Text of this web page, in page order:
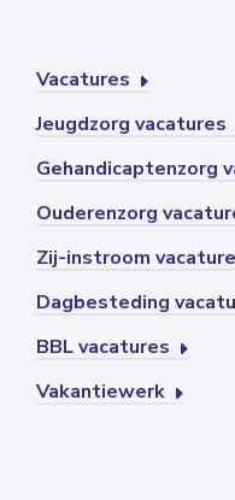
Vacatures
Jeugdzorg vacatures
Gehandicaptenzorg
Ouderenzorg
Zij-instroom
Dagbesteding
BBL vacatures
Vakantiewerk